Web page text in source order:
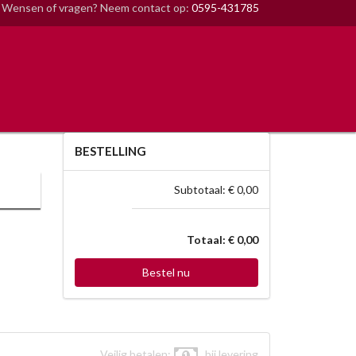
Wensen of vragen? Neem contact op: 0595-431785
BESTELLING
Subtotaal: € 0,00
Totaal: € 0,00
Bestel nu